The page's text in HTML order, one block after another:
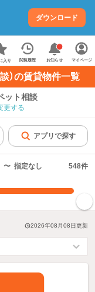
ダウンロード
入り 閲覧履歴 お知らせ マイページ
）の賃貸物件一覧
ット相談
更する
アプリで探す
〜 指定なし 548件
2026年08月08日更新